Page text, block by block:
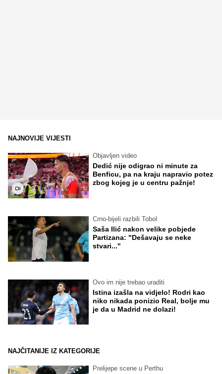
NAJNOVIJE VIJESTI
Objavljen video
Dedić nije odigrao ni minute za
Benficu, pa na kraju napravio potez
zbog kojeg je u centru pažnje!
Crno-bijeli razbili Tobol
Saša Ilić nakon velike pobjede
Partizana: "Dešavaju se neke
stvari..."
Ovo im nije trebao uraditi
Istina izašla na vidjelo! Rodri kao
niko nikada ponizio Real, bolje mu
je da u Madrid ne dolazi!
NAJČITANIJE IZ KATEGORIJE
Prelijepe scene u Perthu